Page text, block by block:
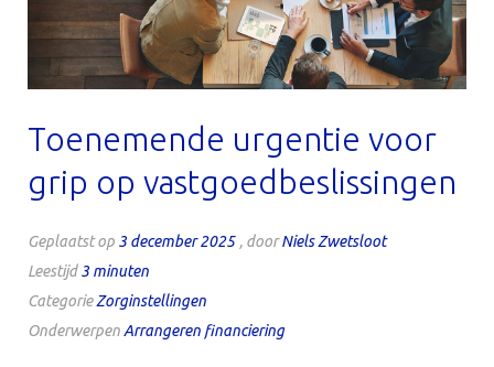
Toenemende urgentie voor
grip op vastgoedbeslissingen
Geplaatst op 3 december 2025 , doorNiels Zwetsloot
Leestijd3 minuten
CategorieZorginstellingen
OnderwerpenArrangeren financiering